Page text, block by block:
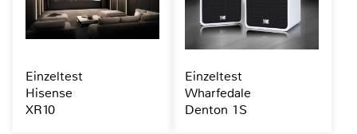
Einzeltest
Hisense
XR10
Einzeltest
Wharfedale
Denton 1S